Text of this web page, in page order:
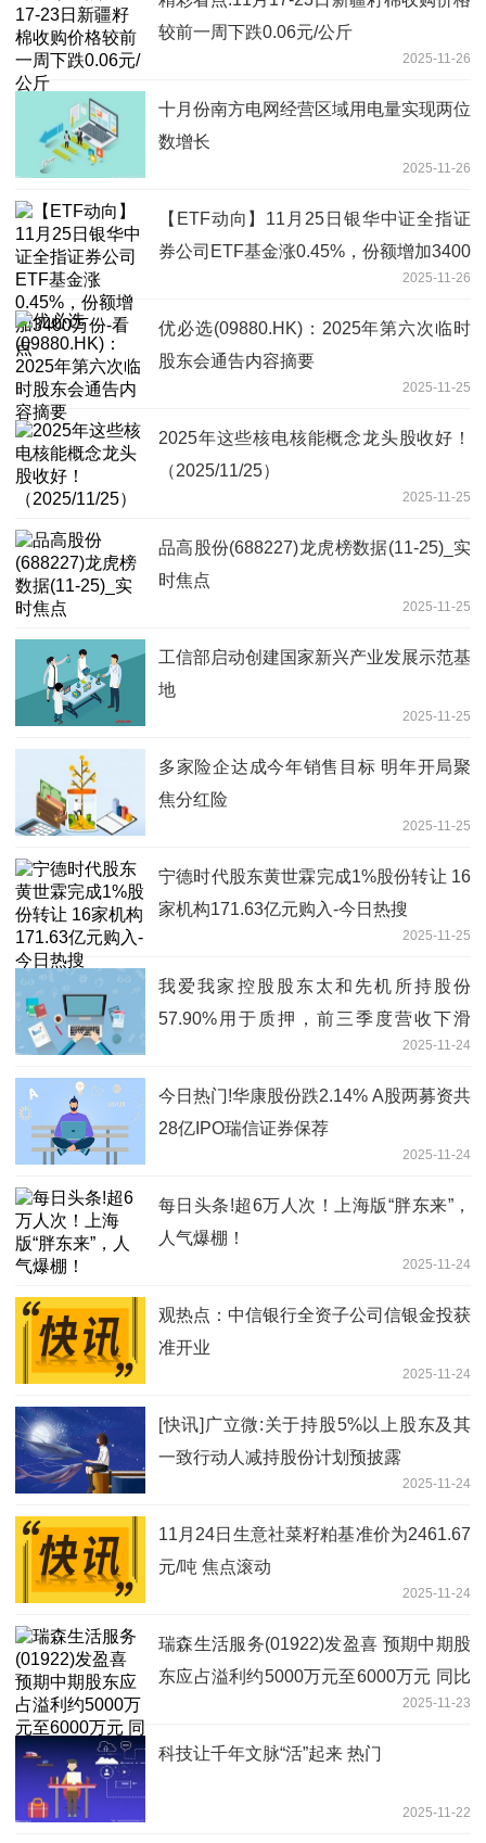
较前一周下跌0.06元/公斤
2025-11-26
十月份南方电网经营区域用电量实现两位
数增长
2025-11-26
【ETF动向】11月25日银华中证全指证
券公司ETF基金涨0.45%，份额增加3400
2025-11-26
优必选(09880.HK)：2025年第六次临时
股东会通告内容摘要
2025-11-25
2025年这些核电核能概念龙头股收好！
（2025/11/25）
2025-11-25
品高股份(688227)龙虎榜数据(11-25)_实
时焦点
2025-11-25
工信部启动创建国家新兴产业发展示范基
地
2025-11-25
多家险企达成今年销售目标 明年开局聚
焦分红险
2025-11-25
宁德时代股东黄世霖完成1%股份转让 16
家机构171.63亿元购入-今日热搜
2025-11-25
我爱我家控股股东太和先机所持股份
57.90%用于质押，前三季度营收下滑
2025-11-24
今日热门!华康股份跌2.14% A股两募资共
28亿IPO瑞信证券保荐
2025-11-24
每日头条!超6万人次！上海版“胖东来”，
人气爆棚！
2025-11-24
观热点：中信银行全资子公司信银金投获
准开业
2025-11-24
[快讯]广立微:关于持股5%以上股东及其
一致行动人减持股份计划预披露
2025-11-24
11月24日生意社菜籽粕基准价为2461.67
元/吨 焦点滚动
2025-11-24
瑞森生活服务(01922)发盈喜 预期中期股
东应占溢利约5000万元至6000万元 同比
2025-11-23
科技让千年文脉“活”起来 热门
2025-11-22